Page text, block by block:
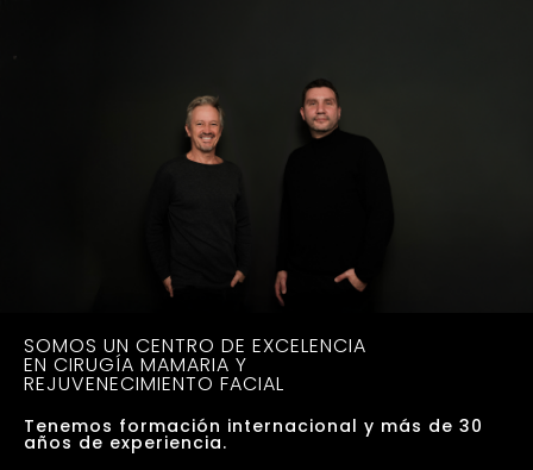
SOMOS UN CENTRO DE EXCELENCIA
EN CIRUGÍA MAMARIA Y
REJUVENECIMIENTO FACIAL
Tenemos formación internacional y más de 30
años de experiencia.